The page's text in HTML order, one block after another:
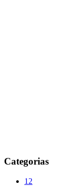
Categorias
12